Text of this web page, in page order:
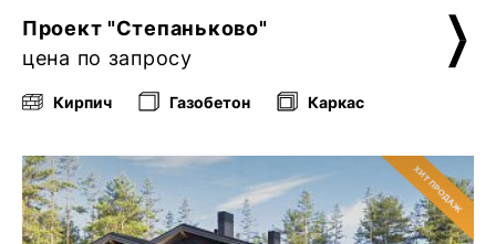
Проект "Степаньково"
цена по запросу
Кирпич Газобетон Каркас